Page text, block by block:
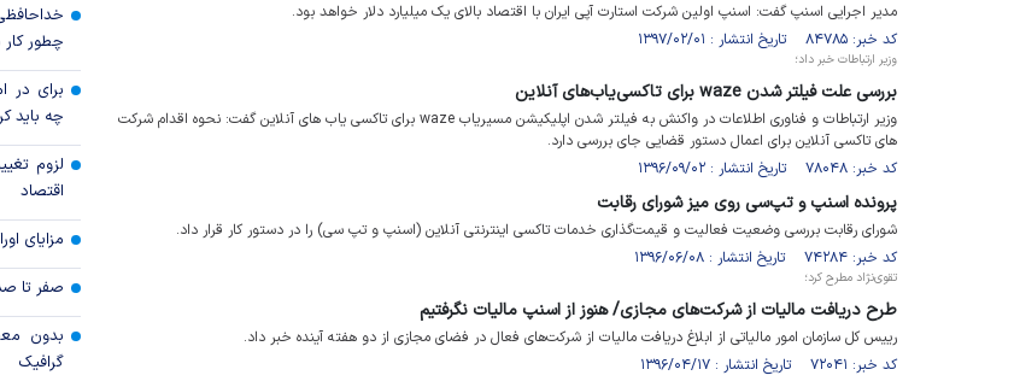
مدیر اجرایی اسنپ گفت: اسنپ اولین شرکت استارت آپی ایران با اقتصاد بالای یک میلیارد دلار خواهد بود.
کد خبر: ۸۴۷۸۵ تاریخ انتشار : ۱۳۹۷/۰۲/۰۱
وزیر ارتباطات خبر داد؛
بررسی علت فیلتر شدن waze برای تاکسی‌یاب‌های آنلاین
وزیر ارتباطات و فناوری اطلاعات در واکنش به فیلتر شدن اپلیکیشن مسیریاب waze برای تاکسی یاب های آنلاین گفت: نحوه اقدام شرکت
های تاکسی آنلاین برای اعمال دستور قضایی جای بررسی دارد.
کد خبر: ۷۸۰۴۸ تاریخ انتشار : ۱۳۹۶/۰۹/۰۲
پرونده اسنپ و تپ‌سی روی میز شورای رقابت
شورای رقابت بررسی وضعیت فعالیت و قیمت‌گذاری خدمات تاکسی اینترنتی آنلاین (اسنپ و تپ سی) را در دستور کار قرار داد.
کد خبر: ۷۴۲۸۴ تاریخ انتشار : ۱۳۹۶/۰۶/۰۸
تقوی‌نژاد مطرح کرد؛
طرح دریافت مالیات از شرکت‌های مجازی/ هنوز از اسنپ مالیات نگرفتیم
رییس کل سازمان امور مالیاتی از ابلاغ دریافت مالیات از شرکت‌های فعال در فضای مجازی از دو هفته آینده خبر داد.
کد خبر: ۷۲۰۴۱ تاریخ انتشار : ۱۳۹۶/۰۴/۱۷
چطور
برای در
چه باید
لزوم
اقتصاد
مزایای
صفر تا
بدون
گرافیک